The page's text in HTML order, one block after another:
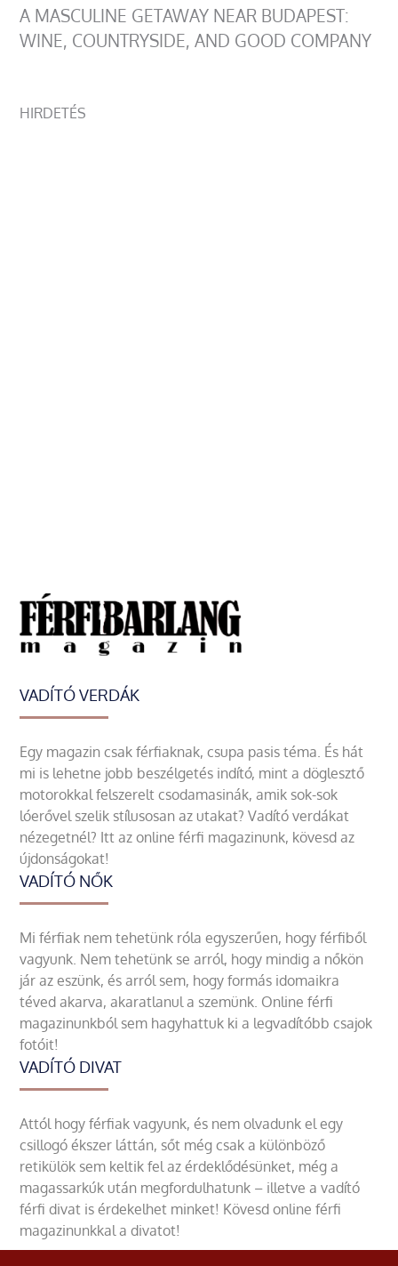
A MASCULINE GETAWAY NEAR BUDAPEST:
WINE, COUNTRYSIDE, AND GOOD COMPANY
HIRDETÉS
VADÍTÓ VERDÁK
Egy magazin csak férfiaknak, csupa pasis téma. És hát
mi is lehetne jobb beszélgetés indító, mint a döglesztő
motorokkal felszerelt csodamasinák, amik sok-sok
lóerővel szelik stílusosan az utakat? Vadító verdákat
nézegetnél? Itt az online férfi magazinunk, kövesd az
újdonságokat!
VADÍTÓ NŐK
Mi férfiak nem tehetünk róla egyszerűen, hogy férfiből
vagyunk. Nem tehetünk se arról, hogy mindig a nőkön
jár az eszünk, és arról sem, hogy formás idomaikra
téved akarva, akaratlanul a szemünk. Online férfi
magazinunkból sem hagyhattuk ki a legvadítóbb csajok
fotóit!
VADÍTÓ DIVAT
Attól hogy férfiak vagyunk, és nem olvadunk el egy
csillogó ékszer láttán, sőt még csak a különböző
retikülök sem keltik fel az érdeklődésünket, még a
magassarkúk után megfordulhatunk – illetve a vadító
férfi divat is érdekelhet minket! Kövesd online férfi
magazinunkkal a divatot!